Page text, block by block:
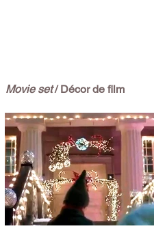
Movie set/ Décor de film